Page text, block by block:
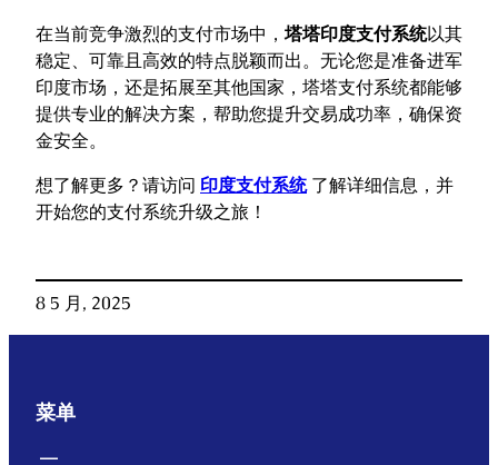
在当前竞争激烈的支付市场中， 塔塔印度支付系统以其
稳定、可靠且高效的特点脱颖而出。无论您是准备进军
印度市场，还是拓展至其他国家，塔塔支付系统都能够
提供专业的解决方案，帮助您提升交易成功率，确保资
金安全。
想了解更多？请访问 印度支付系统了解详细信息，并
开始您的支付系统升级之旅！
8 5 月, 2025
菜单